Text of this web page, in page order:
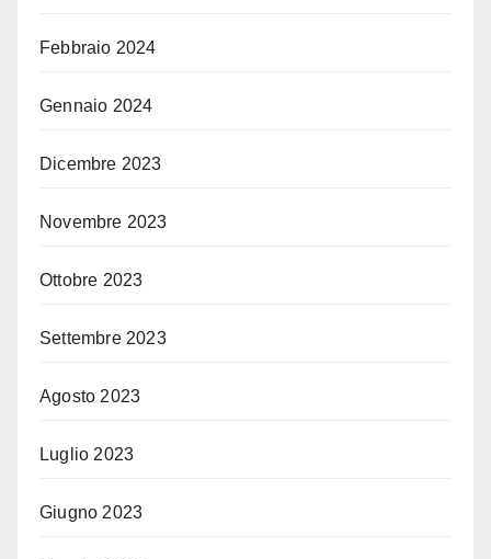
Febbraio 2024
Gennaio 2024
Dicembre 2023
Novembre 2023
Ottobre 2023
Settembre 2023
Agosto 2023
Luglio 2023
Giugno 2023